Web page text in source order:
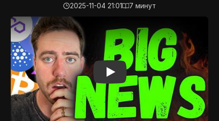
2025-11-04 21:01
7 минут
Play Video:БИТКОИН